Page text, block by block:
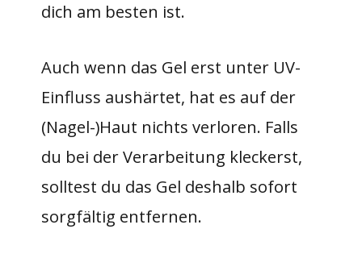
dich am besten ist.
Auch wenn das Gel erst unter UV-
Einfluss aushärtet, hat es auf der
(Nagel-)Haut nichts verloren. Falls
du bei der Verarbeitung kleckerst,
solltest du das Gel deshalb sofort
sorgfältig entfernen.